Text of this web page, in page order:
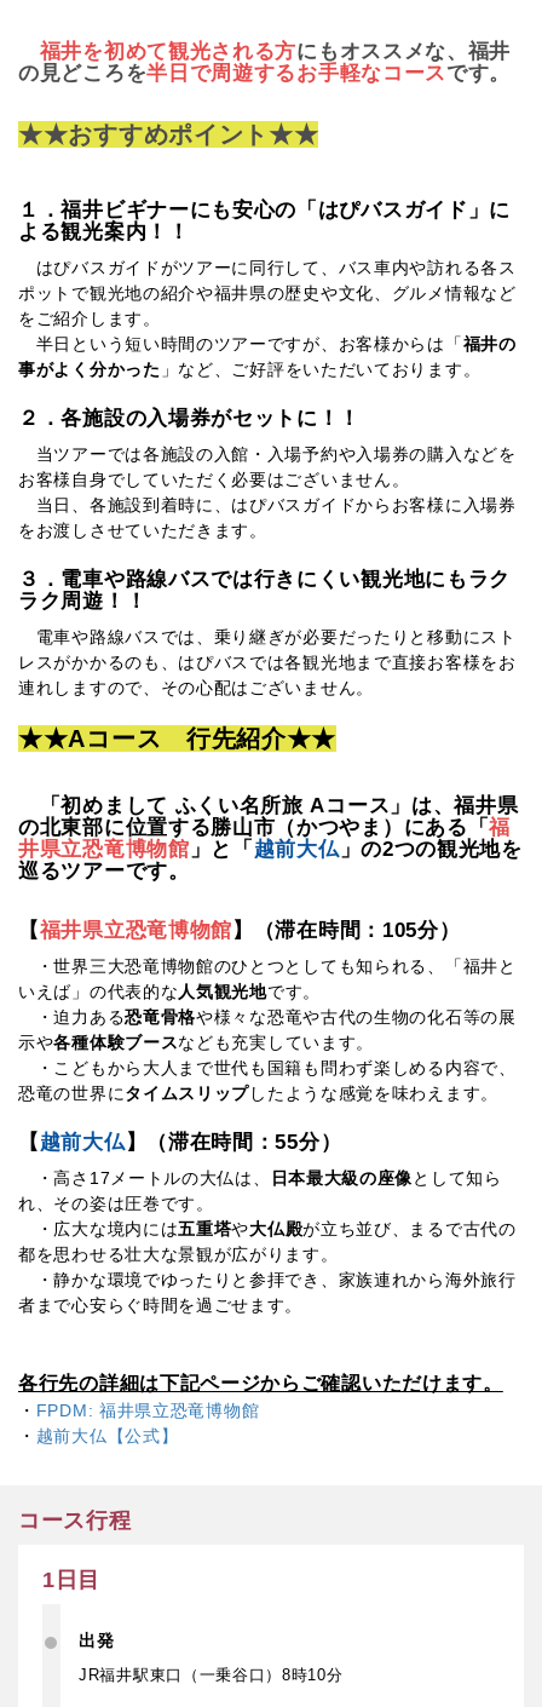
福井を初めて観光される方にもオススメな、福井
の見どころを半日で周遊するお手軽なコースです。
★★おすすめポイント★★
１．福井ビギナーにも安心の「はぴバスガイド」に
よる観光案内！！
はぴバスガイドがツアーに同行して、バス車内や訪れる各ス
ポットで観光地の紹介や福井県の歴史や文化、グルメ情報など
をご紹介します。
半日という短い時間のツアーですが、お客様からは「福井の
事がよく分かった 」など、ご好評をいただいております。
２．各施設の入場券がセットに！！
当ツアーでは各施設の入館・入場予約や入場券の購入などを
お客様自身でしていただく必要はございません。
当日、各施設到着時に、はぴバスガイドからお客様に入場券
をお渡しさせていただきます。
３．電車や路線バスでは行きにくい観光地にもラク
ラク周遊！！
電車や路線バスでは、乗り継ぎが必要だったりと移動にスト
レスがかかるのも、はぴバスでは各観光地まで直接お客様をお
連れしますので、その心配はございません。
★★Aコース 行先紹介★★
「初めまして ふくい名所旅 Aコース」は、福井県
の北東部に位置する勝山市（かつやま）にある「福
井県立恐竜博物館 」と「 越前大仏」の2つの観光地を
巡るツアーです。
【福井県立恐竜博物館 】（滞在時間：105分）
・世界三大恐竜博物館のひとつとしても知られる、「福井と
いえば」の代表的な人気観光地です。
・迫力ある恐竜骨格や様々な恐竜や古代の生物の化石等の展
示や各種体験ブースなども充実しています。
・こどもから大人まで世代も国籍も問わず楽しめる内容で、
恐竜の世界にタイムスリップしたような感覚を味わえます。
【 越前大仏】（滞在時間：55分）
・高さ17メートルの大仏は、 日本最大級の座像として知ら
れ、その姿は圧巻です。
・広大な境内には五重塔や大仏殿が立ち並び、まるで古代の
都を思わせる壮大な景観が広がります。
・静かな環境でゆったりと参拝でき、家族連れから海外旅行
者まで心安らぐ時間を過ごせます。
各行先の詳細は下記ページからご確認いただけます。
・ FPDM: 福井県立恐竜博物館
・ 越前大仏【公式】
コース行程
1日目
出発
JR福井駅東口（一乗谷口）8時10分